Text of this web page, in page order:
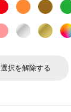
選択を解除する